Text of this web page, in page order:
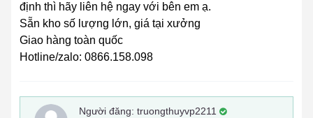
định thì hãy liên hệ ngay với bên em ạ.
Sẵn kho số lượng lớn, giá tại xưởng
Giao hàng toàn quốc
Hotline/zalo: 0866.158.098
Người đăng: truongthuyvp2211